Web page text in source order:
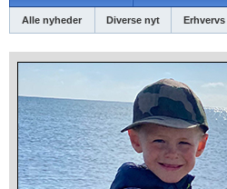
Alle nyheder Diverse nyt